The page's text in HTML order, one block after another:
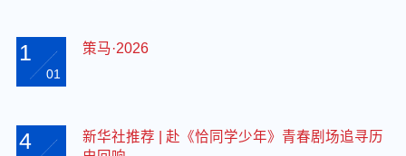
1
01
策马·2026
4
新华社推荐 | 赴《恰同学少年》青春剧场追寻历